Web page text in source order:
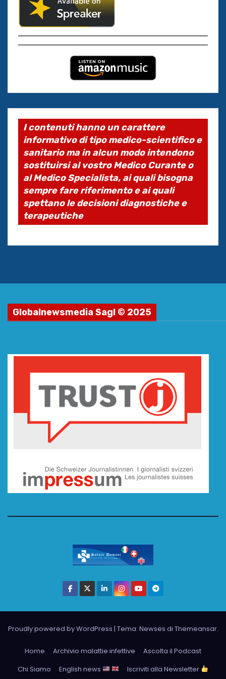
I contenuti hanno un carattere
informativo di tipo medico-scientifico e
sanitario ma in alcun modo intendono
sostituirsi al vostro Medico Curante o
al Medico Specialista, ai quali bisogna
sempre fare riferimento e ai quali
spettano le decisioni diagnostiche e
terapeutiche
Globalnewsmedia Sagl © 2025
Proudly powered by WordPress | Tema: Newses di Themeansar.
Home Archivio malattie infettive
Ascolta il Podcast
Chi Siamo
English news
Iscriviti alla Newsletter